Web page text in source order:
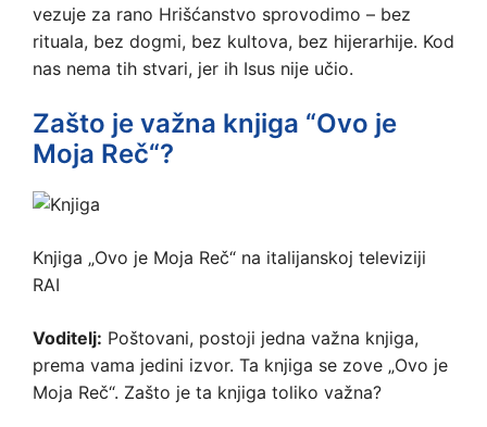
vezuje za rano Hrišćanstvo sprovodimo – bez
rituala, bez dogmi, bez kultova, bez hijerarhije. Kod
nas nema tih stvari, jer ih Isus nije učio.
Zašto je važna knjiga “Ovo je
Moja Reč“?
Knjiga „Ovo je Moja Reč“ na italijanskoj televiziji
RAI
Voditelj: Poštovani, postoji jedna važna knjiga,
prema vama jedini izvor. Ta knjiga se zove „Ovo je
Moja Reč“. Zašto je ta knjiga toliko važna?